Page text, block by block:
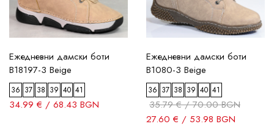
Ежедневни дамски боти
B18197-3 Beige
36 37 38 39 40 41
34.99 € / 68.43 BGN
Ежедневни дамски боти
B1080-3 Beige
36 37 38 39 40 41
35.79 € / 70.00 BGN
27.60 € / 53.98 BGN